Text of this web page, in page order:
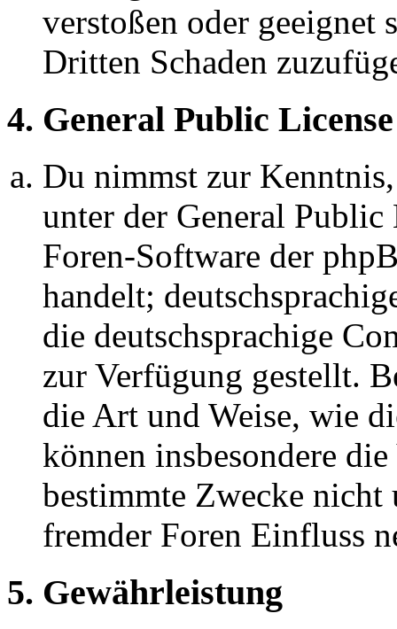
verstoßen oder geeignet
Dritten Schaden
4. General Public License
Du nimmst zur
unter der General
Foren-Software der
handelt;
die deutschsprachige
zur Verfügung gestellt.
die Art und Weise, wie
können insbesondere
bestimmte Zwecke nicht
fremder Foren Einfluss
5. Gewährleistung